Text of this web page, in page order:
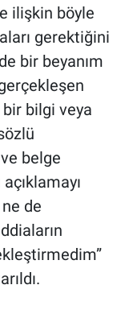
ilişkin böyle
gerektiğini
bir beyanım
bilgi veya
belge
de